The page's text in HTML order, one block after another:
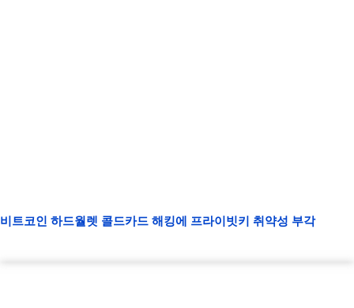
비트코인 하드월렛 콜드카드 해킹에 프라이빗키 취약성 부각